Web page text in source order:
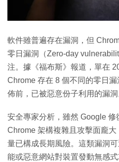
軟件雖普遍存在漏洞，但
零日漏洞（Zero-day
注。據《福布斯》報道，單在
Chrome 存在 8 個不同的零日
佈前，已被惡意份子利用的漏洞
安全專家分析，雖然 Google 修
Chrome 架構複雜且攻擊面龐
量已構成長期風險。這類漏洞
能或惡意網站對裝置發動無感